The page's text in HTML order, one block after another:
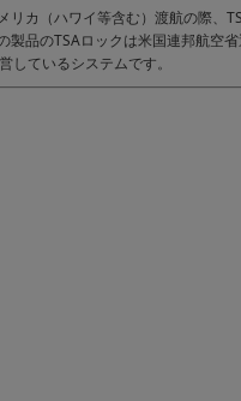
リカ（ハワイ等含む）渡航の際、
製品のTSAロックは米国連邦航空
しているシステムです。